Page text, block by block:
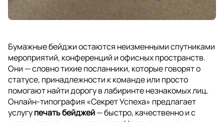
Бумажные бейджи остаются неизменными спутниками
мероприятий, конференций и офисных пространств.
Они — словно тихие посланники, которые говорят о
статусе, принадлежности к команде или просто
помогают найти дорогу в лабиринте незнакомых лиц.
Онлайн-типография «Секрет Успеха» предлагает
услугупечать бейджей— быстро, качественно и с